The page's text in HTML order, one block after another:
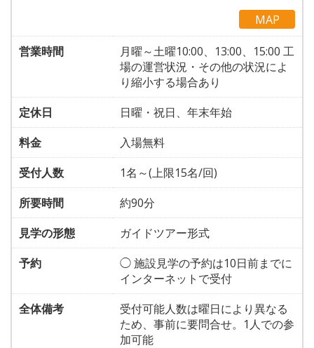
MAP
営業時間
月曜～土曜10:00、13:00、15:00 工
場の運営状況・その他の状況によ
り縮小する場合あり
定休日
日曜・祝日、年末年始
料金
入場無料
受付人数
1名～(上限15名/回)
所要時間
約90分
見学の形態
ガイドツアー形式
予約
◯ 施設見学の予約は10日前までに
インターネットで受付
全体備考
受付可能人数は曜日により異なる
ため、事前に要問合せ。1人での参
加可能